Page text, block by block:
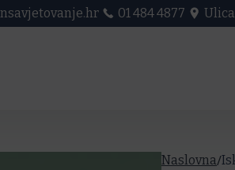
01 484 4877
Naslovna/